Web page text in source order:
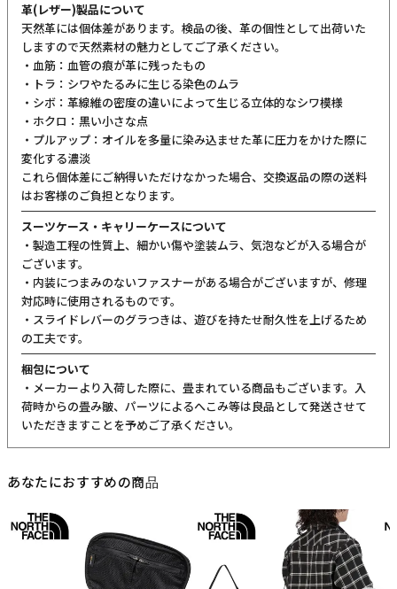
革(レザー)製品について
天然革には個体差があります。検品の後、革の個性として出荷いた
しますので天然素材の魅力としてご了承ください。
・血筋：血管の痕が革に残ったもの
・トラ：シワやたるみに生じる染色のムラ
・シボ：革線維の密度の違いによって生じる立体的なシワ模様
・ホクロ：黒い小さな点
・プルアップ：オイルを多量に染み込ませた革に圧力をかけた際に
変化する濃淡
これら個体差にご納得いただけなかった場合、交換返品の際の送料
はお客様のご負担となります。
スーツケース・キャリーケースについて
・製造工程の性質上、細かい傷や塗装ムラ、気泡などが入る場合が
ございます。
・内装につまみのないファスナーがある場合がございますが、修理
対応時に使用されるものです。
・スライドレバーのグラつきは、遊びを持たせ耐久性を上げるため
の工夫です。
梱包について
・メーカーより入荷した際に、畳まれている商品もございます。入
荷時からの畳み皺、パーツによるへこみ等は良品として発送させて
いただきますことを予めご了承ください。
あなたにおすすめの商品